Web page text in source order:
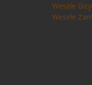
Wesele
Wesele